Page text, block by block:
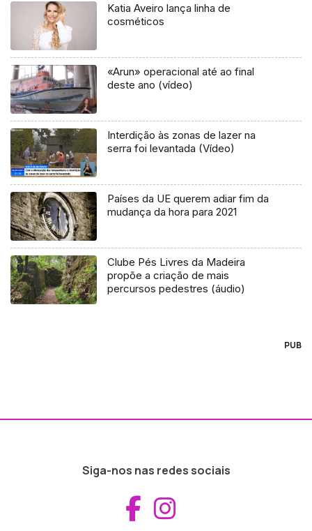
Katia Aveiro lança linha de
cosméticos
«Arun» operacional até ao final
deste ano (vídeo)
Interdição às zonas de lazer na
serra foi levantada (Vídeo)
Países da UE querem adiar fim da
mudança da hora para 2021
Clube Pés Livres da Madeira
propõe a criação de mais
percursos pedestres (áudio)
PUB
Siga-nos nas redes sociais
Aceder ao